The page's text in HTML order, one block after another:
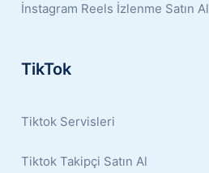
İnstagram Reels İzlenme Satın Al
TikTok
Tiktok Servisleri
Tiktok Takipçi Satın Al